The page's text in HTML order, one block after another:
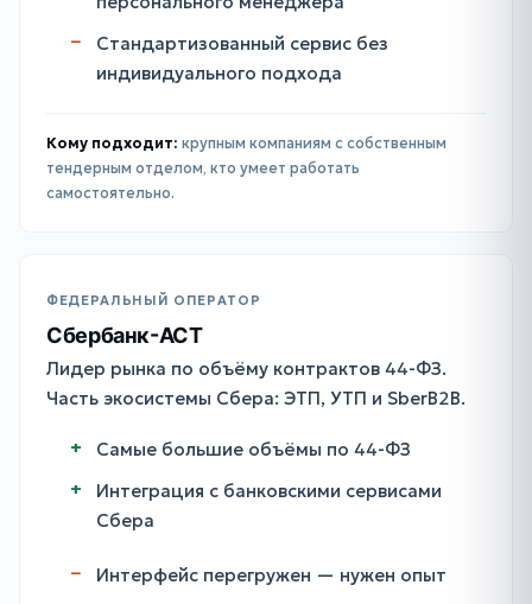
Стандартизованный сервис без
индивидуального подхода
Кому подходит: крупным компаниям с собственным
тендерным отделом, кто умеет работать
самостоятельно.
ФЕДЕРАЛЬНЫЙ ОПЕРАТОР
Сбербанк-АСТ
Лидер рынка по объёму контрактов 44-ФЗ.
Часть экосистемы Сбера: ЭТП, УТП и SberB2B.
Самые большие объёмы по 44-ФЗ
Интеграция с банковскими сервисами
Сбера
Интерфейс перегружен — нужен опыт